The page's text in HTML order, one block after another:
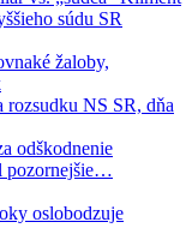
súdu SR
žaloby,
rozsudku NS SR, dňa
odškodnenie
pozornejšie…
oslobodzuje